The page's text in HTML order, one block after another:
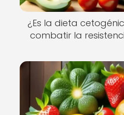
¿Es la dieta
combatir la